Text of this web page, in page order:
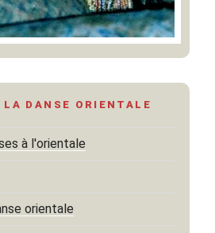
LA DANSE ORIENTALE
à l'orientale
orientale